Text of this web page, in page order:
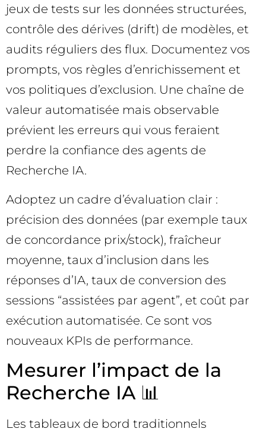
jeux de tests sur les données structurées,
contrôle des dérives (drift) de modèles, et
audits réguliers des flux. Documentez vos
prompts, vos règles d’enrichissement et
vos politiques d’exclusion. Une chaîne de
valeur automatisée mais observable
prévient les erreurs qui vous feraient
perdre la confiance des agents de
Recherche IA.
Adoptez un cadre d’évaluation clair :
précision des données (par exemple taux
de concordance prix/stock), fraîcheur
moyenne, taux d’inclusion dans les
réponses d’IA, taux de conversion des
sessions “assistées par agent”, et coût par
exécution automatisée. Ce sont vos
nouveaux KPIs de performance.
Mesurer l’impact de la
Recherche IA 📊
Les tableaux de bord traditionnels